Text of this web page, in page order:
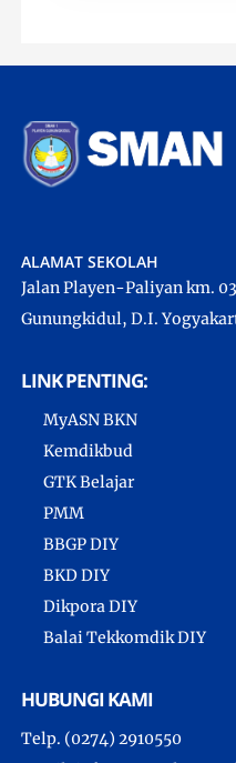
ALAMAT SEKOLAH
Jalan Playen-Paliyan km.
Gunungkidul, D.I.
LINK PENTING:
MyASN BKN
Kemdikbud
GTK Belajar
PMM
BBGP DIY
BKD DIY
Dikpora DIY
Balai Tekkomdik DIY
HUBUNGI KAMI
Telp. (0274) 2910550